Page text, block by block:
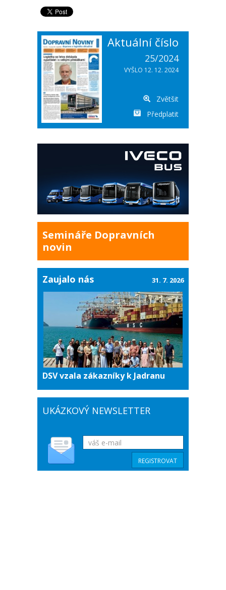
Aktuální číslo
25/2024
VYŠLO 12. 12. 2024
Zvětšit
Předplatit
Semináře Dopravních
novin
Zaujalo nás
DSV vzala zákazníky k Jadranu
31. 7. 2026
UKÁZKOVÝ NEWSLETTER